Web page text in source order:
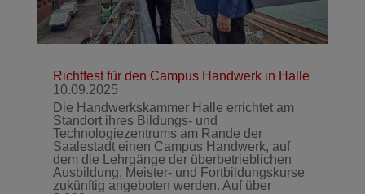
Richtfest für den Campus Handwerk in Halle
10.09.2025
Die Handwerkskammer Halle errichtet am
Standort ihres Bildungs- und
Technologiezentrums am Rande der
Saalestadt einen Campus Handwerk, auf
dem die Lehrgänge der überbetrieblichen
Ausbildung, Meister- und Fortbildungskurse
zukünftig angeboten werden. Auf über